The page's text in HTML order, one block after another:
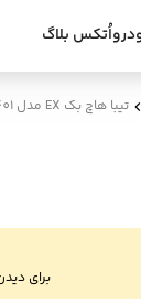
اُتکس بلاگ
تیبا هاچ بک EX مدل 1401
برای